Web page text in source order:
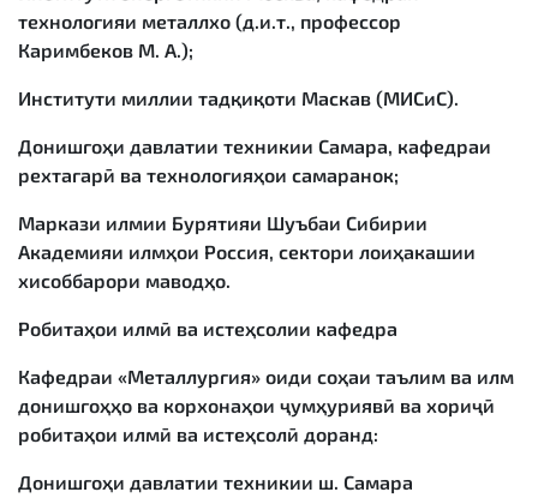
технологияи металлхо (д.и.т., профессор
Каримбеков М. А.);
Институти миллии тадқиқоти Маскав (MИСиС).
Донишгоҳи давлатии техникии Самара, кафедраи
рехтагарӣ ва технологияҳои самаранок;
Маркази илмии Бурятияи Шуъбаи Сибирии
Академияи илмҳои Россия, сектори лоиҳакашии
хисоббарори маводҳо.
Робитаҳои илмӣ ва истеҳсолии кафедра
Кафедраи «Металлургия» оиди соҳаи таълим ва илм
донишгоҳҳо ва корхонаҳои ҷумҳуриявӣ ва хориҷӣ
робитаҳои илмӣ ва истеҳсолӣ доранд:
Донишгоҳи давлатии техникии ш. Самара